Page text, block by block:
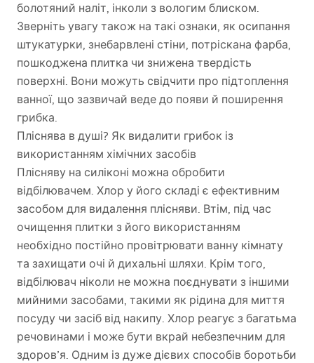
болотяний наліт, інколи з вологим блиском.
Зверніть увагу також на такі ознаки, як осипання
штукатурки, знебарвлені стіни, потріскана фарба,
пошкоджена плитка чи знижена твердість
поверхні. Вони можуть свідчити про підтоплення
ванної, що зазвичай веде до появи й поширення
грибка.
Пліснява в душі? Як видалити грибок із
використанням хімічних засобів
Плісняву на силіконі можна обробити
відбілювачем. Хлор у його складі є ефективним
засобом для видалення плісняви. Втім, під час
очищення плитки з його використанням
необхідно постійно провітрювати ванну кімнату
та захищати очі й дихальні шляхи. Крім того,
відбілювач ніколи не можна поєднувати з іншими
мийними засобами, такими як рідина для миття
посуду чи засіб від накипу. Хлор реагує з багатьма
речовинами і може бути вкрай небезпечним для
здоров’я. Одним із дуже дієвих способів боротьби